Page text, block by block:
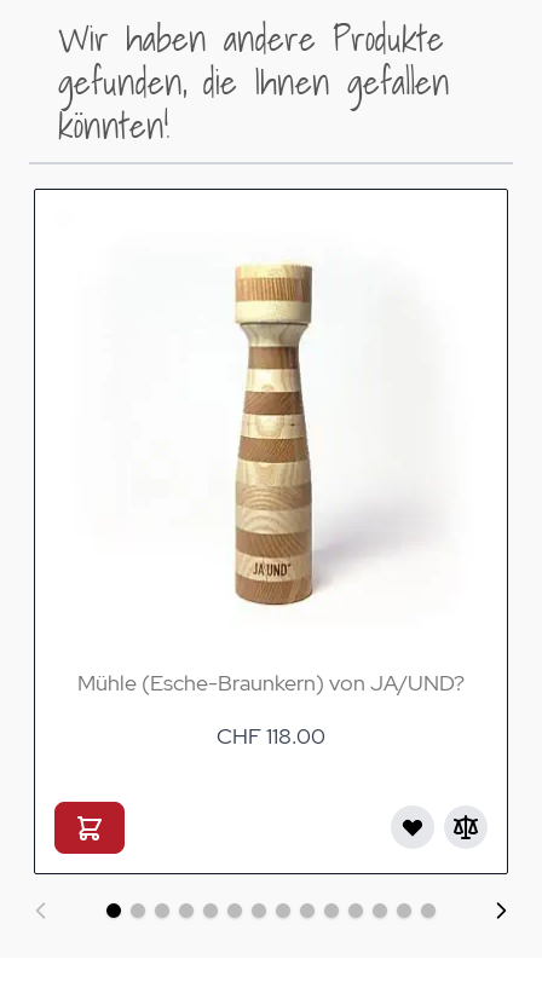
Wir haben andere Produkte
gefunden, die Ihnen gefallen
könnten!
Mühle (Esche-Braunkern) von JA/UND?
CHF 118.00